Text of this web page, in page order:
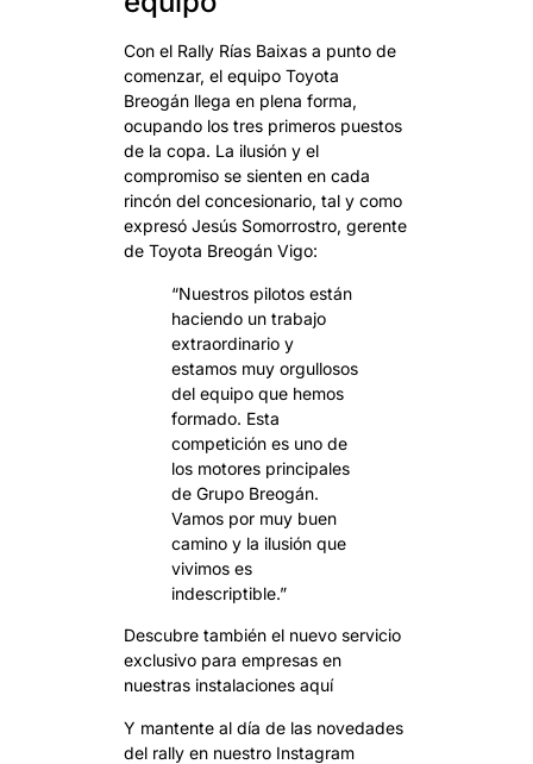
Con el Rally Rías Baixas a punto de
comenzar, el equipo Toyota
Breogán llega en plena forma,
ocupando los tres primeros puestos
de la copa. La ilusión y el
compromiso se sienten en cada
rincón del concesionario, tal y como
expresó Jesús Somorrostro, gerente
de Toyota Breogán Vigo:
“Nuestros pilotos están
haciendo un trabajo
extraordinario y
estamos muy orgullosos
del equipo que hemos
formado. Esta
competición es uno de
los motores principales
de Grupo Breogán.
Vamos por muy buen
camino y la ilusión que
vivimos es
indescriptible.”
Descubre también el nuevo servicio
exclusivo para empresas en
nuestras instalacionesaquí
Y mantente al día de las novedades
del rally en nuestro Instagram